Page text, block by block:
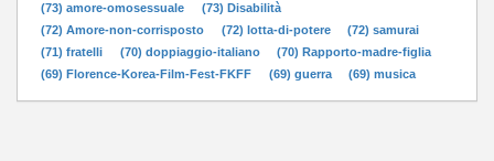
(73) amore-omosessuale
(73) Disabilità
(72) Amore-non-corrisposto
(72) lotta-di-potere
(72) samurai
(71) fratelli
(70) doppiaggio-italiano
(70) Rapporto-madre-figlia
(69) Florence-Korea-Film-Fest-FKFF
(69) guerra (69) musica